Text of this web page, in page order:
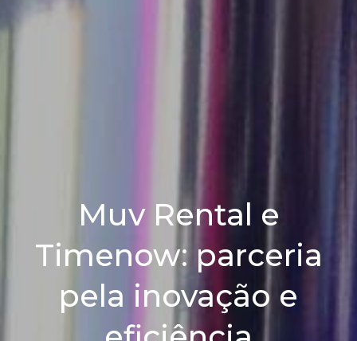
Muv Rental e
Timenow: parceria
pela inovação e